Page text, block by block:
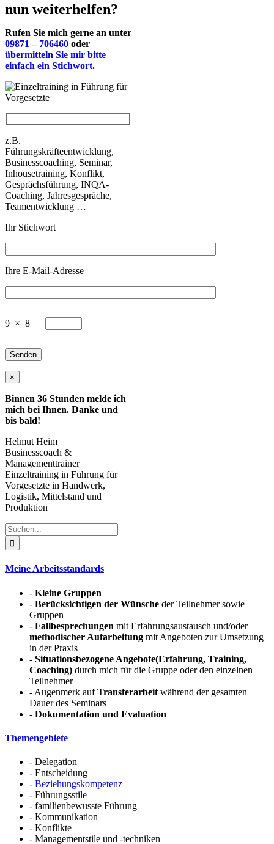
nun weiterhelfen?
Rufen Sie mich gerne an unter
09871 – 706460 oder
übermitteln Sie mir bitte
einfach ein Stichwort.
z.B.
Führungskräfteentwicklung,
Businesscoaching, Seminar,
Inhousetraining, Konflikt,
Gesprächsführung, INQA-
Coaching, Jahresgespräche,
Teamentwicklung …
Ihr Stichwort
Ihre E-Mail-Adresse
9 × 8 =
×
Binnen 36 Stunden melde ich
mich bei Ihnen. Danke und
bis bald!
Helmut Heim
Businesscoach &
Managementtrainer
Einzeltraining in Führung für
Vorgesetzte in Handwerk,
Logistik, Mittelstand und
Produktion
Suche
nach:
Meine Arbeitsstandards
- Kleine Gruppen
- Berücksichtigen der Wünsche der Teilnehmer sowie
Gruppen
- Fallbesprechungen mit Erfahrungsaustausch und/oder
methodischer Aufarbeitung mit Angeboten zur Umsetzung
in der Praxis
- Situationsbezogene Angebote(Erfahrung, Training,
Coaching) durch mich für die Gruppe oder den einzelnen
Teilnehmer
- Augenmerk aufTransferarbeit während der gesamten
Dauer des Seminars
- Dokumentation und Evaluation
Themengebiete
- Delegation
- Entscheidung
- Beziehungskompetenz
- Führungsstile
- familienbewusste Führung
- Kommunikation
- Konflikte
- Managementstile und -techniken